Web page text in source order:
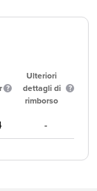
Ulteriori
dettagli di
rimborso
-